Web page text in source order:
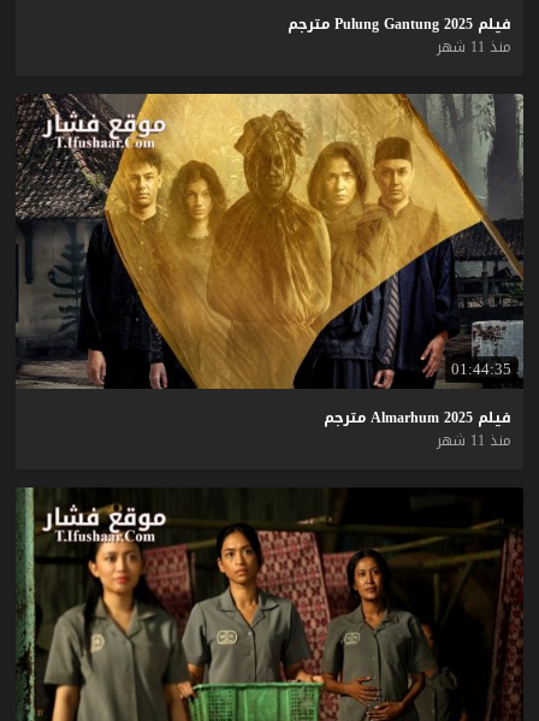
فيلم Pulung Gantung 2025
مترجم
منذ 11 شهر
01:44:35
فيلم Almarhum 2025
مترجم
منذ 11 شهر